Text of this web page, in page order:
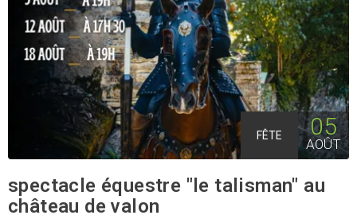
FÊTE 05
AOÛT
spectacle équestre "le talisman" au
château de valon